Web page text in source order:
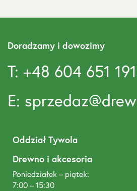
Doradzamy i dowozimy
T: +48 604 651 191
E:
Oddział Tywola
Drewno i akcesoria
Poniedziałek – piątek:
7:00 – 15:30